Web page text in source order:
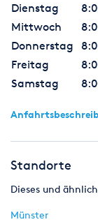
Dienstag
Mittwoch
Donnerstag
Freitag
Samstag
Standorte
Dieses und
Münster